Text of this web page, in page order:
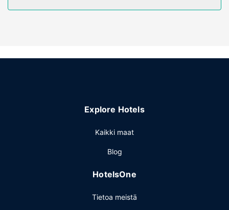
Kiinteistön miellyttävyys
muassa langaton internetyhteys (lisämaksusta), concierge-
erikoisuuksiin kuuluu kalifornialainen keittiö. Käytössäsi on
aikoina). Hotelli järjestää ilmaiset kutsut, joilla voit tavata
buffetaamiainen tarjoillaan päivittäin.
vuorokauden auki oleva business center ja express-
Explore Hotels
Kaikki maat
Blog
HotelsOne
Tietoa meistä